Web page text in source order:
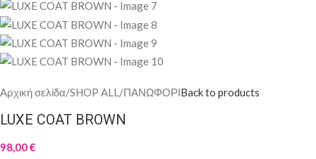
Αρχική σελίδα/SHOP ALL/ΠΑΝΩΦΟΡΙBack to products
LUXE COAT BROWN
98,00€